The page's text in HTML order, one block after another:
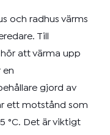
och radhus värms
Till
att värma upp
en
gjord av
ett motstånd som
°C. Det är viktigt